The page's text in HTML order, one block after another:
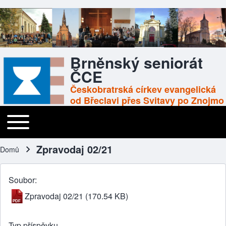
Brněnský seniorát
ČCE
Českobratrská církev evangelická
od Břeclavi přes Svitavy po Znojmo
Main navigation
Toggle main menu
Drobečková navigace
Domů Zpravodaj 02/21
Soubor
Zpravodaj 02/21 (170.54 KB)